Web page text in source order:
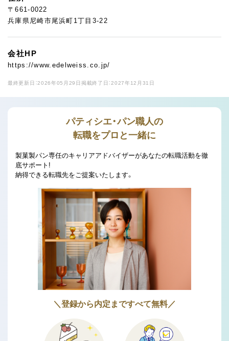
〒661-0022
兵庫県尼崎市尾浜町1丁目3-22
会社HP
https://www.edelweiss.co.jp/
最終更新日：2026年05月29日 掲載終了日：2027年12月31日
パティシエ・パン職人の
転職をプロと一緒に
製菓製パン専任のキャリアアドバイザーがあなたの転職活動を徹
底サポート!
納得できる転職先をご提案いたします。
＼登録から内定まですべて無料／